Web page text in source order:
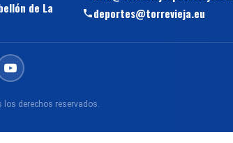
de La
deportes@torrevieja.eu
derechos reservados.